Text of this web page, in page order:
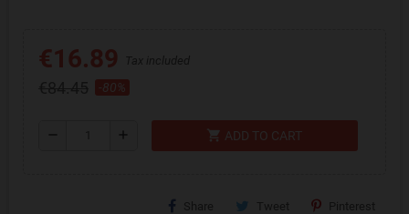
€16.89 Tax included
-80%
add shopping_cart ADD TO CART
Share Tweet Pinterest